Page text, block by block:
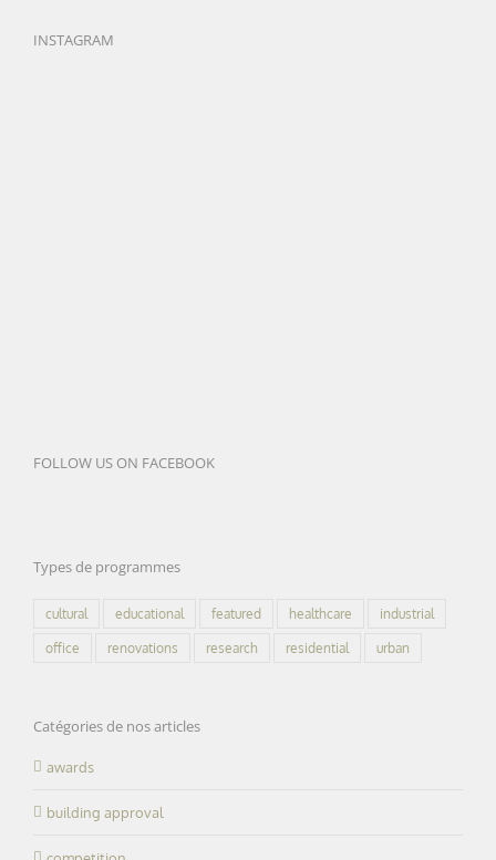
INSTAGRAM
FOLLOW US ON FACEBOOK
Types de programmes
cultural educational featured healthcare industrial
office renovations research residential urban
Catégories de nos articles
awards
building approval